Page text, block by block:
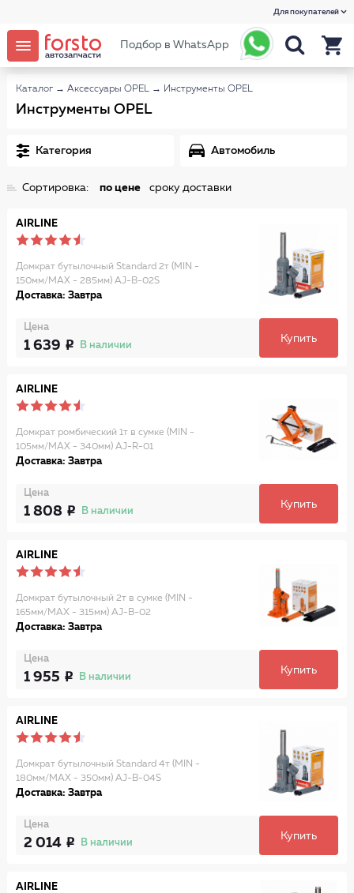
Для покупателей
Подбор в WhatsApp
Каталог → Аксессуары OPEL → Инструменты OPEL
Инструменты OPEL
Категория Автомобиль
Сортировка: по цене сроку доставки
AIRLINE
Домкрат бутылочный Standard 2т (MIN -
150мм/MAX - 285мм) AJ-B-02S
Доставка: Завтра
Цена
1 639 В наличии
Купить
AIRLINE
Домкрат ромбический 1т в сумке (MIN -
105мм/MAX - 340мм) AJ-R-01
Доставка: Завтра
Цена
1 808 В наличии
Купить
AIRLINE
Домкрат бутылочный 2т в сумке (MIN -
165мм/MAX - 315мм) AJ-B-02
Доставка: Завтра
Цена
1 955 В наличии
Купить
AIRLINE
Домкрат бутылочный Standard 4т (MIN -
180мм/MAX - 350мм) AJ-B-04S
Доставка: Завтра
Цена
2 014 В наличии
Купить
AIRLINE